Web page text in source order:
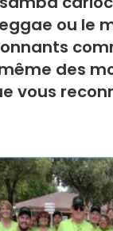
ou le
des
vous